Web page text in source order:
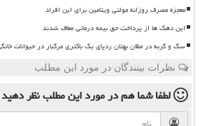
معجزه مصرف روزانه مولتی ویتامین برای این افراد
این دهک ها از پرداخت حق بیمه درمانی معاف شدند
سگ و گربه در مظان بهتان ردپای یک باکتری مرگبار در حیوانات
نظرات بینندگان در مورد این مطلب
لطفا شما همدر مورد این مطلبنظر دهید